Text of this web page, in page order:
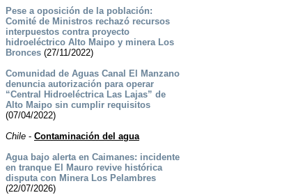
Pese a oposición de la población:
Comité de Ministros rechazó recursos
interpuestos contra proyecto
hidroeléctrico Alto Maipo y minera Los
Bronces(27/11/2022)
Comunidad de Aguas Canal El Manzano
denuncia autorización para operar
“Central Hidroeléctrica Las Lajas” de
Alto Maipo sin cumplir requisitos
(07/04/2022)
Chile- Contaminación del agua
Agua bajo alerta en Caimanes: incidente
en tranque El Mauro revive histórica
disputa con Minera Los Pelambres
(22/07/2026)